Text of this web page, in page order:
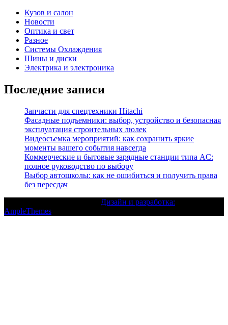
Кузов и салон
Новости
Оптика и свет
Разное
Системы Охлаждения
Шины и диски
Электрика и электроника
Последние записи
Запчасти для спецтехники Hitachi
Фасадные подъемники: выбор, устройство и безопасная
эксплуатация строительных люлек
Видеосъемка мероприятий: как сохранить яркие
моменты вашего события навсегда
Коммерческие и бытовые зарядные станции типа AC:
полное руководство по выбору
Выбор автошколы: как не ошибиться и получить права
без пересдач
Дизайн и разработка:
AmpleThemes